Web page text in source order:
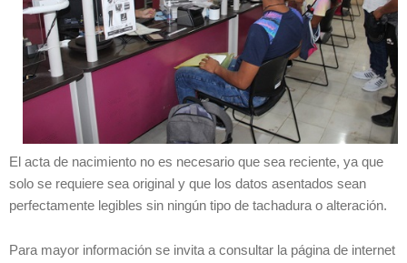
El acta de nacimiento no es necesario que sea reciente, ya que
solo se requiere sea original y que los datos asentados sean
perfectamente legibles sin ningún tipo de tachadura o alteración.
Para mayor información se invita a consultar la página de internet